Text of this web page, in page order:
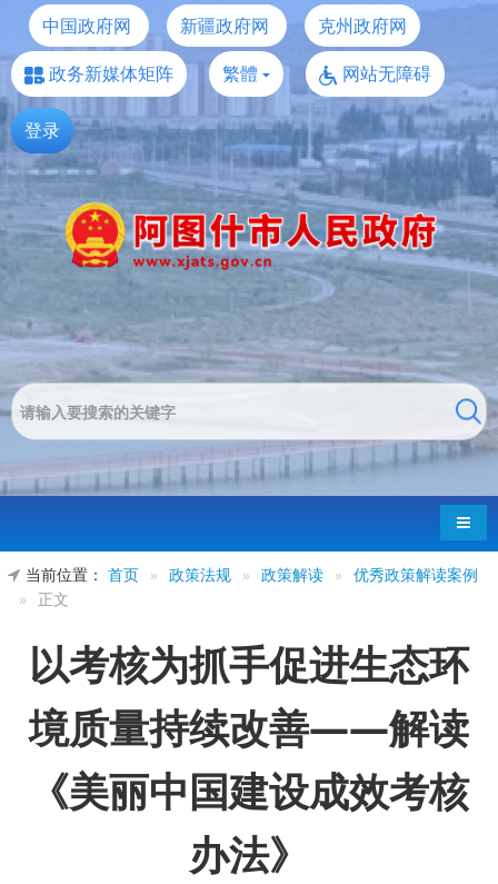
中国政府网 新疆政府网
克州政府网
政务新媒体矩阵
繁體 网站无障碍
登录
导航
当前位置： 首页 » 政策法规 » 政策解读 » 优秀政策解读案例
»
正文
以考核为抓手促进生态环
境质量持续改善——解读
《美丽中国建设成效考核
办法》